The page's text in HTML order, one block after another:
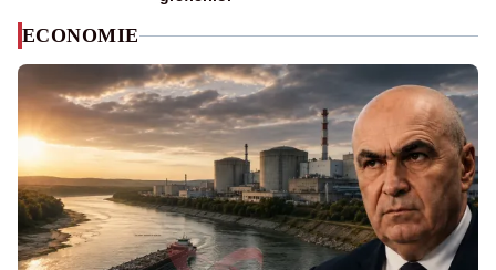
ECONOMIE